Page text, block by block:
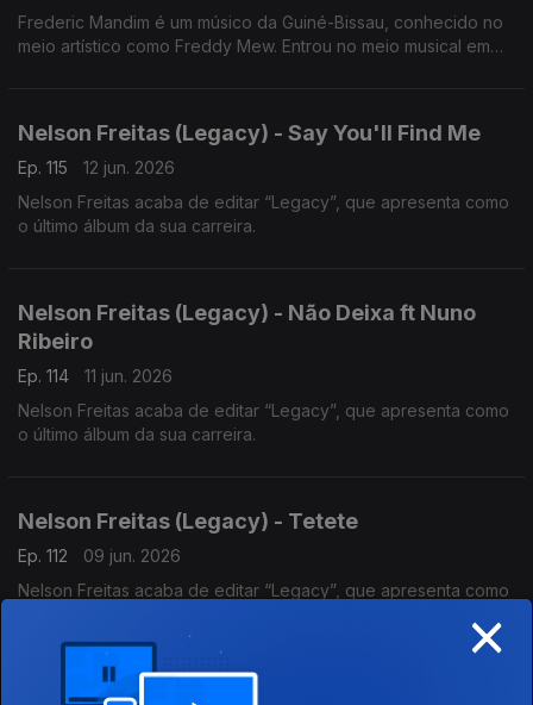
Frederic Mandim é um músico da Guiné-Bissau, conhecido no
meio artístico como Freddy Mew. Entrou no meio musical em
Nelson Freitas (Legacy) - Say You'll Find Me
Ep. 115
12 jun. 2026
Nelson Freitas acaba de editar “Legacy”, que apresenta como
o último álbum da sua carreira.
Nelson Freitas (Legacy) - Não Deixa ft Nuno
Ribeiro
Ep. 114
11 jun. 2026
Nelson Freitas acaba de editar “Legacy”, que apresenta como
o último álbum da sua carreira.
Nelson Freitas (Legacy) - Tetete
Ep. 112
09 jun. 2026
Nelson Freitas acaba de editar “Legacy”, que apresenta como
×